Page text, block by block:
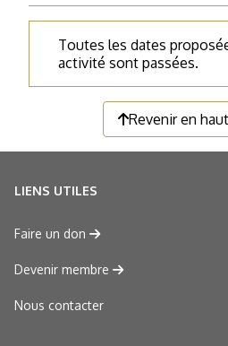
Toutes les dates
activité sont passées.
Revenir en
LIENS UTILES
Faire un don
Devenir membre
Nous contacter